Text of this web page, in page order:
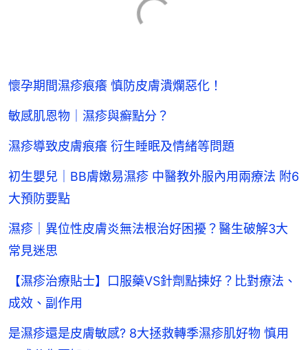
懷孕期間濕疹痕癢 慎防皮膚潰爛惡化！
敏感肌恩物｜濕疹與癬點分？
濕疹導致皮膚痕癢 衍生睡眠及情緒等問題
初生嬰兒｜BB膚嫩易濕疹 中醫教外服內用兩療法 附6
大預防要點
濕疹｜異位性皮膚炎無法根治好困擾？醫生破解3大
常見迷思
【濕疹治療貼士】口服藥VS針劑點揀好？比對療法、
成效、副作用
是濕疹還是皮膚敏感? 8大拯救轉季濕疹肌好物 慎用